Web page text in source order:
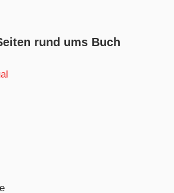
rund ums Buch